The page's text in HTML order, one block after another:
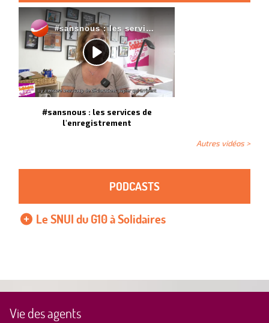
#sansnous : les services de
l'enregistrement
Autres vidéos >
PODCASTS
Le SNUI du G10 à Solidaires
Vie des agents